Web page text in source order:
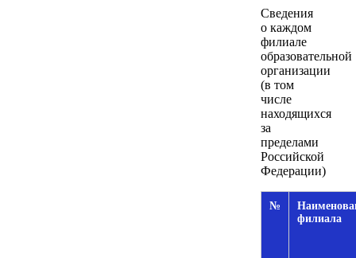
Сведения
о каждом
филиале
образовательной
организации
(в том
числе
находящихся
за
пределами
Российской
Федерации)
№
филиала